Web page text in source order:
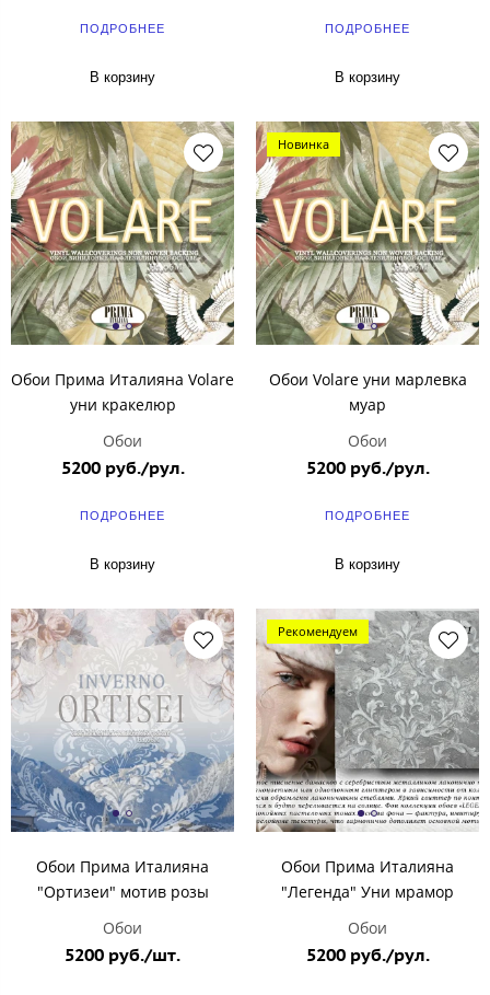
ПОДРОБНЕЕ
В корзину
ПОДРОБНЕЕ
В корзину
Обои Прима Италияна Volare
уни кракелюр
Обои
5200 руб./рул.
ПОДРОБНЕЕ
В корзину
Новинка
Обои Volare уни марлевка
муар
Обои
5200 руб./рул.
ПОДРОБНЕЕ
В корзину
Обои Прима Италияна
"Ортизеи" мотив розы
Обои
5200 руб./шт.
Рекомендуем
Обои Прима Италияна
"Легенда" Уни мрамор
Обои
5200 руб./рул.